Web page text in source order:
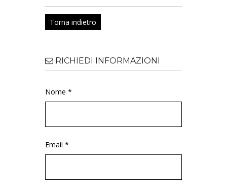
Torna indietro
RICHIEDI INFORMAZIONI
Nome *
Email *